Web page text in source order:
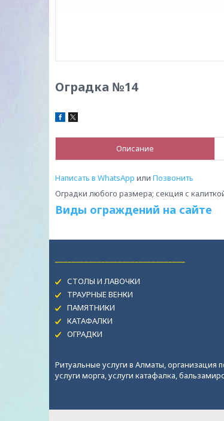
Оградка №14
Описание
Написать в WhatsApp или Позвонить
Оградки любого размера; секция с
Виды ограждений на сайте
СТОЛЫ И ЛАВОЧКИ
ТРАУРНЫЕ ВЕНКИ
ПАМЯТНИКИ
КАТАФАЛКИ
ОГРАДКИ
Ритуальные услуги в Алматы, организация
услуги морга, услуги катафалка,